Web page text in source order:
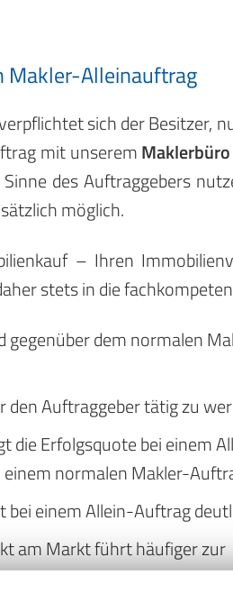
Makler-Alleinauftrag
sich der Besitzer,
mit unserem
des Auftraggebers
möglich.
– Ihren
stets in die
gegenüber dem normalen
Auftraggeber tätig zu
die Erfolgsquote bei einem
normalen Makler-
bei einem Allein-Auftrag
am Markt führt häufiger zur